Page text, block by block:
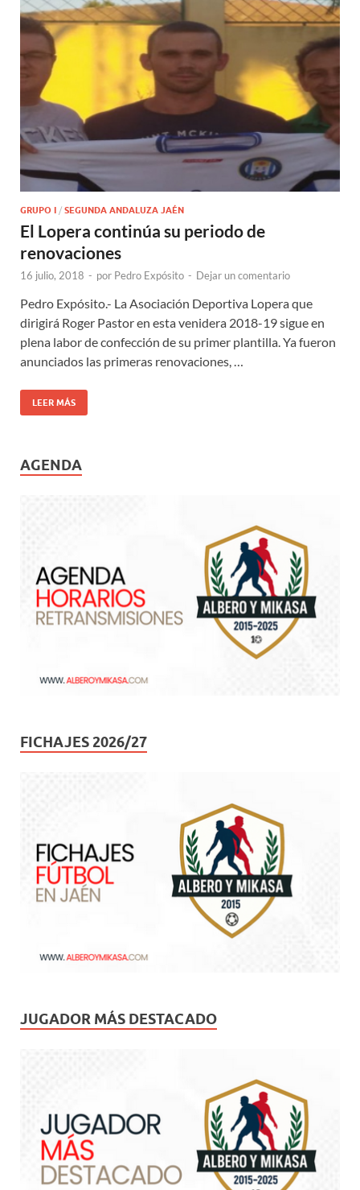
GRUPO I / SEGUNDA ANDALUZA JAÉN
El Lopera continúa su periodo de
renovaciones
16 julio, 2018 - por Pedro Expósito - Dejar un comentario
Pedro Expósito.- La Asociación Deportiva Lopera que
dirigirá Roger Pastor en esta venidera 2018-19 sigue en
plena labor de confección de su primer plantilla. Ya fueron
anunciados las primeras renovaciones, …
LEER MÁS
AGENDA
FICHAJES 2026/27
JUGADOR MÁS DESTACADO